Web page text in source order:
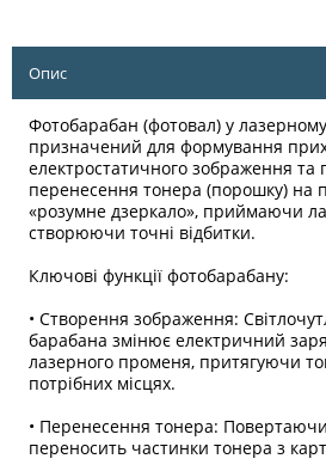
Опис
Фотобарабан (фотовал) у
призначений для формування
електростатичного зображення та
перенесення тонера (порошку) на
«розумне дзеркало», приймаючи
створюючи точні відбитки.
Ключові функції фотобарабану:
• Створення зображення:
барабана змінює електричний
лазерного променя, притягуючи
потрібних місцях.
• Перенесення тонера:
переносить частинки тонера з